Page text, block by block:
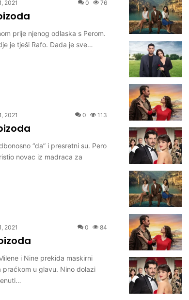
2021 0 76
prije njenog odlaska s Perom.
je tješi Rafo. Dada je sve…
2021 0 113
“da” i presretni su. Pero
novac iz madraca za
2021 0 84
i Nine prekida maskirni
u glavu. Nino dolazi